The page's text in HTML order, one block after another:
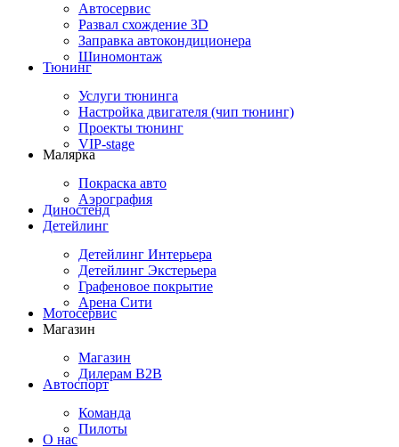
Автосервис
Развал схождение 3D
Заправка автокондиционера
Шиномонтаж
Тюнинг
Услуги тюнинга
Настройка двигателя (чип тюнинг)
Проекты тюнинг
VIP-stage
Малярка
Покраска авто
Аэрография
Диностенд
Детейлинг
Детейлинг Интерьера
Детейлинг Экстерьера
Графеновое покрытие
Арена Сити
Мотосервис
Магазин
Магазин
Дилерам B2B
Автоспорт
Команда
Пилоты
О нас